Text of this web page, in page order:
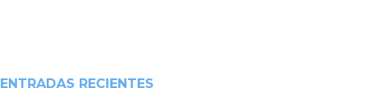
ENTRADAS RECIENTES